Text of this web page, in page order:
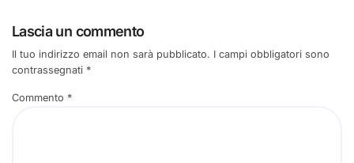
Lascia un commento
Il tuo indirizzo email non sarà pubblicato. I campi obbligatori sono
contrassegnati *
Commento *